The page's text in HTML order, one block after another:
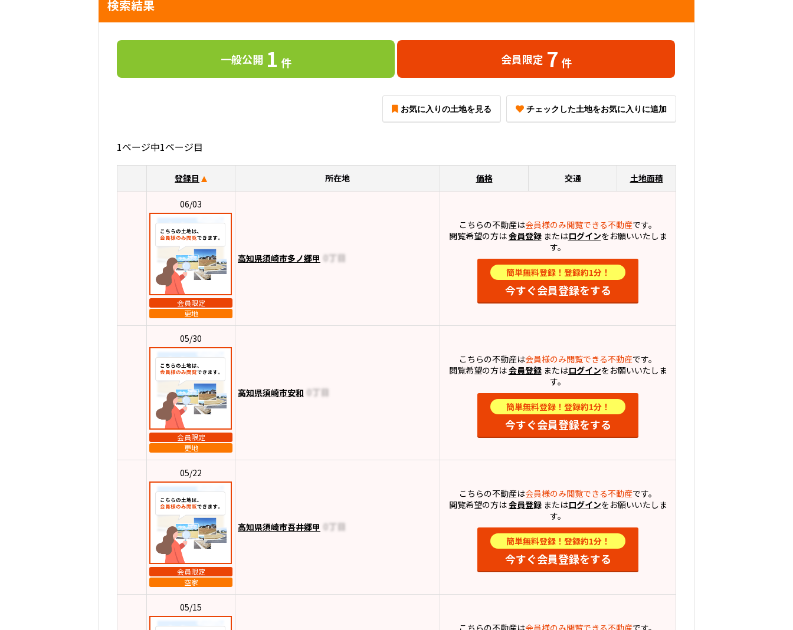
検索結果
一般公開 1 件 会員限定 7 件
お気に入りの土地を見る チェックした土地をお気に入りに追加
1ページ中1ページ目
登録日 所在地 価格 交通 土地面積
06/03
会員限定
更地
高知県須崎市多ノ郷甲
こちらの不動産は会員様のみ閲覧できる不動産です。
閲覧希望の方は会員登録またはログインをお願いいたしま
す。
簡単無料登録！登録約1分！
今すぐ会員登録をする
05/30
会員限定
更地
高知県須崎市安和
こちらの不動産は会員様のみ閲覧できる不動産です。
閲覧希望の方は会員登録またはログインをお願いいたしま
す。
簡単無料登録！登録約1分！
今すぐ会員登録をする
05/22
会員限定
空家
高知県須崎市吾井郷甲
こちらの不動産は会員様のみ閲覧できる不動産です。
閲覧希望の方は会員登録またはログインをお願いいたしま
す。
簡単無料登録！登録約1分！
今すぐ会員登録をする
05/15
こちらの不動産は会員様のみ閲覧できる不動産です。